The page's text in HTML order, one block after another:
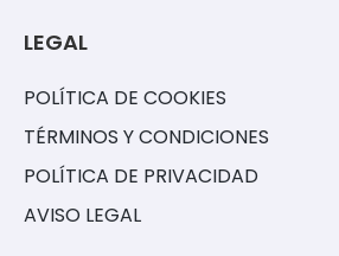
LEGAL
POLÍTICA DE COOKIES
TÉRMINOS Y CONDICIONES
POLÍTICA DE PRIVACIDAD
AVISO LEGAL